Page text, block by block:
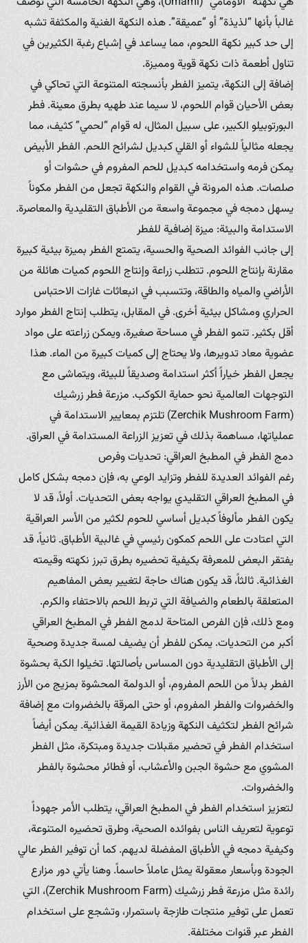
غالباً بأنها “لذيذة” أو “عميقة”. هذه النكهة الغنية والمكثفة تشبه
إلى حد كبير نكهة اللحوم، مما يساعد في إشباع رغبة الكثيرين في
تناول أطعمة ذات نكهة قوية ومميزة.
إضافة إلى النكهة، يتميز الفطر بأنسجته المتنوعة التي تحاكي في
بعض الأحيان قوام اللحوم، لا سيما عند طهيه بطرق معينة. فطر
البورتوبيلو الكبير، على سبيل المثال، له قوام “لحمي” كثيف، مما
يجعله مثالياً للشواء أو القلي كبديل لشرائح اللحم. الفطر الأبيض
يمكن فرمه واستخدامه كبديل للحم المفروم في حشوات أو
صلصات. هذه المرونة في القوام والنكهة تجعل من الفطر مكوناً
يسهل دمجه في مجموعة واسعة من الأطباق التقليدية والمعاصرة.
الاستدامة والبيئة: ميزة إضافية للفطر
إلى جانب الفوائد الصحية والحسية، يتمتع الفطر بميزة بيئية كبيرة
مقارنة بإنتاج اللحوم. تتطلب زراعة وإنتاج اللحوم كميات هائلة من
الأراضي والمياه والطاقة، وتتسبب في انبعاثات غازات الاحتباس
الحراري ومشاكل بيئية أخرى. في المقابل، يتطلب إنتاج الفطر موارد
أقل بكثير. تنمو الفطر في مساحة صغيرة، ويمكن زراعته على مواد
عضوية معاد تدويرها، ولا يحتاج إلى كميات كبيرة من الماء. هذا
يجعل الفطر خياراً أكثر استدامة وصديقاً للبيئة، ويتماشى مع
التوجهات العالمية نحو حماية الكوكب. مزرعة فطر زرشيك
(Zerchik Mushroom Farm) تلتزم بمعايير الاستدامة في
عملياتها، مساهمة بذلك في تعزيز الزراعة المستدامة في العراق.
دمج الفطر في المطبخ العراقي: تحديات وفرص
رغم الفوائد العديدة للفطر وتزايد الوعي به، فإن دمجه بشكل كامل
في المطبخ العراقي التقليدي يواجه بعض التحديات. أولاً، قد لا
يكون الفطر مألوفاً كبديل أساسي للحوم لكثير من الأسر العراقية
التي اعتادت على اللحم كمكون رئيسي في غالبية الأطباق. ثانياً، قد
يفتقر البعض للمعرفة بكيفية تحضيره بطرق تبرز نكهته وقيمته
الغذائية. ثالثاً، قد يكون هناك حاجة لتغيير بعض المفاهيم
المتعلقة بالطعام والضيافة التي تربط اللحم بالاحتفاء والكرم.
ومع ذلك، فإن الفرص المتاحة لدمج الفطر في المطبخ العراقي
أكبر من التحديات. يمكن للفطر أن يضيف لمسة جديدة وصحية
إلى الأطباق التقليدية دون المساس بأصالتها. تخيلوا الكبة بحشوة
الفطر بدلاً من اللحم المفروم، أو الدولمة المحشوة بمزيج من الأرز
والخضروات والفطر المفروم، أو حتى المرقة بالخضروات مع إضافة
شرائح الفطر لتكثيف النكهة وزيادة القيمة الغذائية. يمكن أيضاً
استخدام الفطر في تحضير مقبلات جديدة ومبتكرة، مثل الفطر
المشوي مع حشوة الجبن والأعشاب، أو فطائر محشوة بالفطر
والخضروات.
لتعزيز استخدام الفطر في المطبخ العراقي، يتطلب الأمر جهوداً
توعوية لتعريف الناس بفوائده الصحية، وطرق تحضيره المتنوعة،
وكيفية دمجه في الأطباق المفضلة لديهم. كما أن توفير الفطر عالي
الجودة وبأسعار معقولة يمثل عاملاً حاسماً. وهنا يأتي دور مزارع
رائدة مثل مزرعة فطر زرشيك (Zerchik Mushroom Farm)، التي
تعمل على توفير منتجات طازجة باستمرار، وتشجع على استخدام
الفطر عبر قنوات مختلفة.